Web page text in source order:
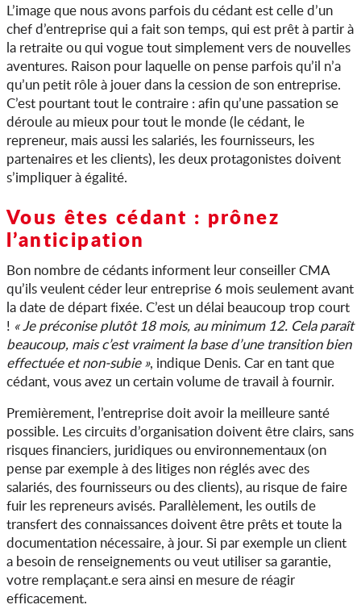
L’image que nous avons parfois du cédant est celle d’un
chef d’entreprise qui a fait son temps, qui est prêt à partir à
la retraite ou qui vogue tout simplement vers de nouvelles
aventures. Raison pour laquelle on pense parfois qu’il n’a
qu’un petit rôle à jouer dans la cession de son entreprise.
C’est pourtant tout le contraire : afin qu’une passation se
déroule au mieux pour tout le monde (le cédant, le
repreneur, mais aussi les salariés, les fournisseurs, les
partenaires et les clients), les deux protagonistes doivent
s’impliquer à égalité.
Vous êtes cédant : prônez
l’anticipation
Bon nombre de cédants informent leur conseiller CMA
qu’ils veulent céder leur entreprise 6 mois seulement avant
la date de départ fixée. C’est un délai beaucoup trop court
! « Je préconise plutôt 18 mois, au minimum 12. Cela paraît
beaucoup, mais c’est vraiment la base d’une transition bien
effectuée et non-subie », indique Denis. Car en tant que
cédant, vous avez un certain volume de travail à fournir.
Premièrement, l’entreprise doit avoir la meilleure santé
possible. Les circuits d’organisation doivent être clairs, sans
risques financiers, juridiques ou environnementaux (on
pense par exemple à des litiges non réglés avec des
salariés, des fournisseurs ou des clients), au risque de faire
fuir les repreneurs avisés. Parallèlement, les outils de
transfert des connaissances doivent être prêts et toute la
documentation nécessaire, à jour. Si par exemple un client
a besoin de renseignements ou veut utiliser sa garantie,
votre remplaçant.e sera ainsi en mesure de réagir
efficacement.